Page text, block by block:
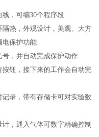
线，可编30个程序段
隔热，外观设计， 美观、大方
电保护功能
，并自动完成保护动作
钮，接下来的工作会自动完
录，带有存储卡可对实验数
计，通入气体可数字精确控制